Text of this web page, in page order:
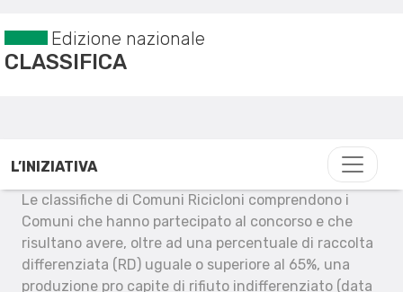
Edizione nazionale
CLASSIFICA
L’INIZIATIVA
Le classifiche di Comuni Ricicloni comprendono i
Comuni che hanno partecipato al concorso e che
risultano avere, oltre ad una percentuale di raccolta
differenziata (RD) uguale o superiore al 65%, una
produzione pro capite di rifiuto indifferenziato (data